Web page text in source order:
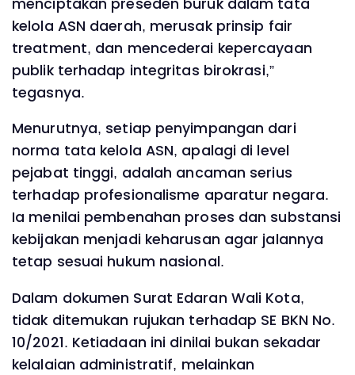
kelola ASN daerah, merusak prinsip fair
treatment, dan mencederai kepercayaan
publik terhadap integritas birokrasi,”
tegasnya.
Menurutnya, setiap penyimpangan dari
norma tata kelola ASN, apalagi di level
pejabat tinggi, adalah ancaman serius
terhadap profesionalisme aparatur negara.
Ia menilai pembenahan proses dan substansi
kebijakan menjadi keharusan agar jalannya
tetap sesuai hukum nasional.
Dalam dokumen Surat Edaran Wali Kota,
tidak ditemukan rujukan terhadap SE BKN No.
10/2021. Ketiadaan ini dinilai bukan sekadar
kelalaian administratif, melainkan